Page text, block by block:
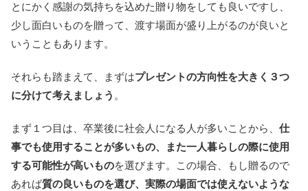
とにかく感謝の気持ちを込めた贈り物をしても良いですし、
少し面白いものを贈って、渡す場面が盛り上がるのが良いと
いうこともあります。
それらも踏まえて、まずはプレゼントの方向性を大きく３つ
に分けて考えましょう 。
まず１つ目は、卒業後に社会人になる人が多いことから、 仕
事でも使用することが多いもの、また一人暮らしの際に使用
する可能性が高いものを選びます。この場合、もし贈るので
あれば質の良いものを選び、実際の場面では使えないような